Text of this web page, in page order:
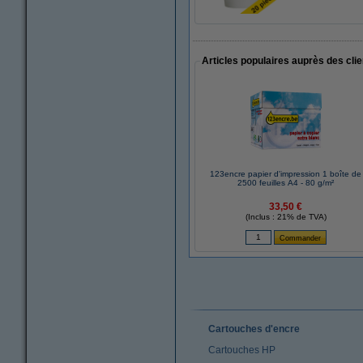
Articles populaires auprès des
123encre papier d'impression 1 boîte de
2500 feuilles A4 - 80 g/m²
33,50 €
(Inclus : 21% de TVA)
Cartouches d'encre
Cartouches HP